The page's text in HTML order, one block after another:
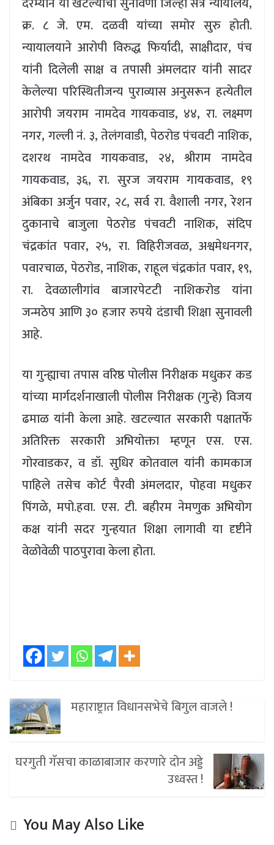
क्र. ८ जे. एम. दळवी यांच्या समोर सुरु होती.
न्यायालयाने आरोपी विरुद्ध फिर्यादी, साक्षीदार, पंच
यांनी दिलेली साक्ष व तपासी अंमलदार यांनी सादर
केलेल्या परिस्थितीजन्य पुराव्यास अनुसरून हत्येतील
आरोपी जयराम नामदेव गायकवाड, ४४, रा. लक्ष्मण
नगर, गल्ली नं. ३, तेलंगवाडी, पेठरोड पंचवटी नाशिक,
दशरथ नामदेव गायकवाड, २४, श्रीराम नामदेव
गायकवाड, ३६, रा. सुरज जयराम गायकवाड, १९
अंबिका अर्जुन पवार, २८, सर्व रा. वैशाली नगर, रेशन
दुकानाचे बाजुला पेठरोड पंचवटी नाशिक, संदिप
चंद्रकांत पवार, २५, रा. विहिरीजवळ, अश्वमेधनगर,
पवारचाळ, पेठरोड, नाशिक, राहूल चंद्रकांत पवार, १९,
रा. देवळालीगांव बाजारपेटटी नाशिकरोड यांना
जन्मठेप आणि ३० हजार रुपये दंडाची शिक्षा सुनावली
आहे.
या गुन्ह्याचा तपास वरिष्ठ पोलीस निरीक्षक मधुकर कड
यांच्या मार्गदर्शनाखाली पोलीस निरीक्षक (गुन्हे) विजय
ढमाळ यांनी केला आहे. खटल्यात सरकारी पक्षातर्फे
अतिरिक्त सरकारी अभियोक्ता म्हणून एस. एस.
गोरवाडकर, व डॉ. सुधिर कोतवाल यांनी कामकाज
पाहिले तसेच कोर्ट पैरवी अंमलदार, पोहवा मधुकर
पिंगळे, मपो.हवा. एस. टी. बहीरम नेमणुक अभियोग
कक्ष यांनी सदर गुन्हयात शिक्षा लागावी या दृष्टीने
वेळोवेळी पाठपुरावा केला होता.
महाराष्ट्रात विधानसभेचे बिगुल वाजले !
घरगुती गॅसचा काळाबाजार करणारे दोन अड्डे
उध्वस्त !
You May Also Like